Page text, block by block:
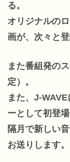
る。
オリジナルの
画が、次々と登
また番組発の
定）。
また、J-
ーとして初登場
隔月で新しい
お送りします。